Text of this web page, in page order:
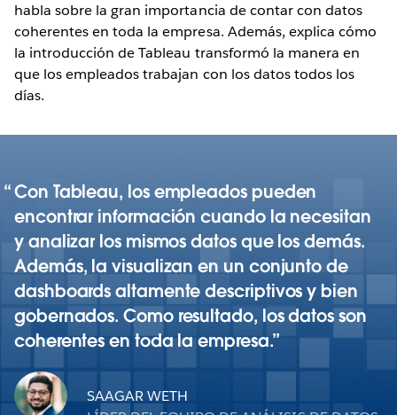
habla sobre la gran importancia de contar con datos
coherentes en toda la empresa. Además, explica cómo
la introducción de Tableau transformó la manera en
que los empleados trabajan con los datos todos los
días.
Con Tableau, los empleados pueden
encontrar información cuando la necesitan
y analizar los mismos datos que los demás.
Además, la visualizan en un conjunto de
dashboards altamente descriptivos y bien
gobernados. Como resultado, los datos son
coherentes en toda la empresa.
SAAGAR WETH